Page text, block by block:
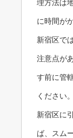
理方法は
に時間が
新宿区で
注意点が
す前に管
ください。
新宿区に
ば、スム